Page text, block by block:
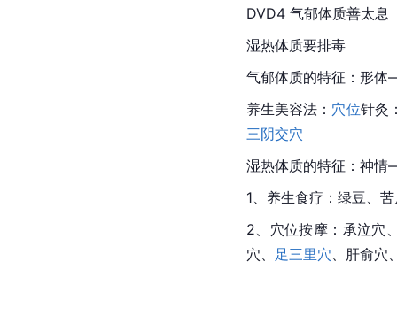
DVD4 气郁体质善太息
湿热体质要排毒
气郁体质的特征：形
养生美容法： 穴位针灸
三阴交穴
湿热体质的特征：神
1、养生食疗：绿豆、
2、穴位按摩：承泣穴
穴、 足三里穴 、肝俞穴